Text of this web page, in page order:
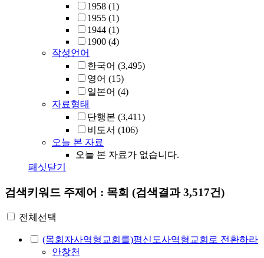
1958 (1)
1955 (1)
1944 (1)
1900 (4)
작성언어
한국어 (3,495)
영어 (15)
일본어 (4)
자료형태
단행본 (3,411)
비도서 (106)
오늘 본 자료
오늘 본 자료가 없습니다.
패싯닫기
검색키워드 주제어 : 목회 (검색결과 3,517건)
전체선택
(목회자사역형교회를)평신도사역형교회로 전환하라
안창천